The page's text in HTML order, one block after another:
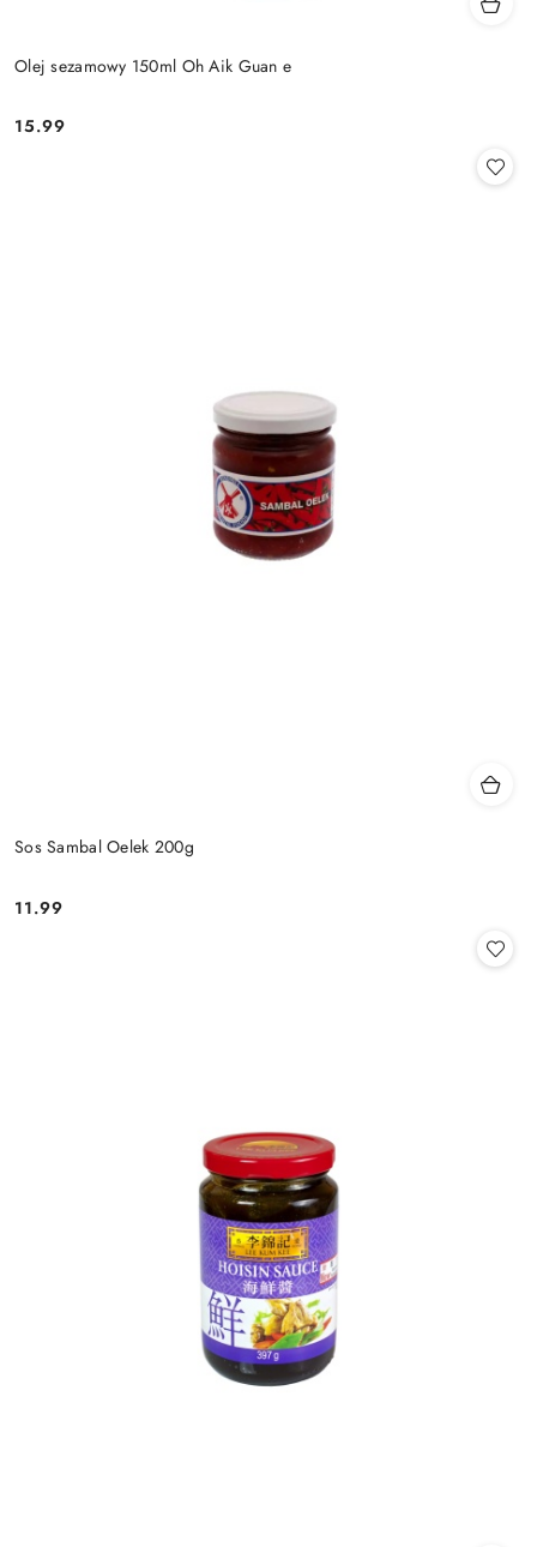
Olej sezamowy 150ml Oh Aik Guan e
Cena:
15.99
Sos Sambal Oelek 200g
Cena:
11.99